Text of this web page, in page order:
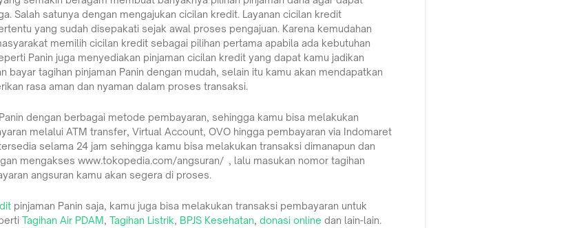
Salah satunya dengan mengajukan cicilan kredit. Layanan cicilan kredit
yang sudah disepakati sejak awal proses pengajuan. Karena kemudahan
memilih cicilan kredit sebagai pilihan pertama apabila ada kebutuhan
Panin juga menyediakan pinjaman cicilan kredit yang dapat kamu jadikan
bayar tagihan pinjaman Panin dengan mudah, selain itu kamu akan mendapatkan
rasa aman dan nyaman dalam proses transaksi.
dengan berbagai metode pembayaran, sehingga kamu bisa melakukan
melalui ATM transfer, Virtual Account, OVO hingga pembayaran via Indomaret
selama 24 jam sehingga kamu bisa melakukan transaksi dimanapun dan
mengakses www.tokopedia.com/angsuran/ , lalu masukan nomor tagihan
angsuran kamu akan segera di proses.
pinjaman Panin saja, kamu juga bisa melakukan transaksi pembayaran untuk
Tagihan Air PDAM, Tagihan Listrik, BPJS Kesehatan, donasi online dan lain-lain.